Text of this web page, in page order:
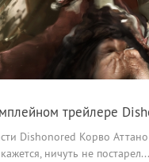
трейлере
Dishonored Корво
ничуть не постарел...